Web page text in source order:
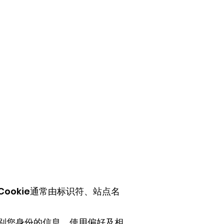
通常由标识符、站点名